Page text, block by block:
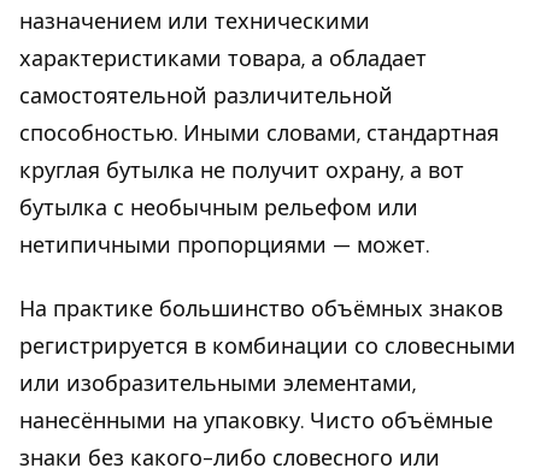
назначением или техническими
характеристиками товара, а обладает
самостоятельной различительной
способностью. Иными словами, стандартная
круглая бутылка не получит охрану, а вот
бутылка с необычным рельефом или
нетипичными пропорциями — может.
На практике большинство объёмных знаков
регистрируется в комбинации со словесными
или изобразительными элементами,
нанесёнными на упаковку. Чисто объёмные
знаки без какого-либо словесного или